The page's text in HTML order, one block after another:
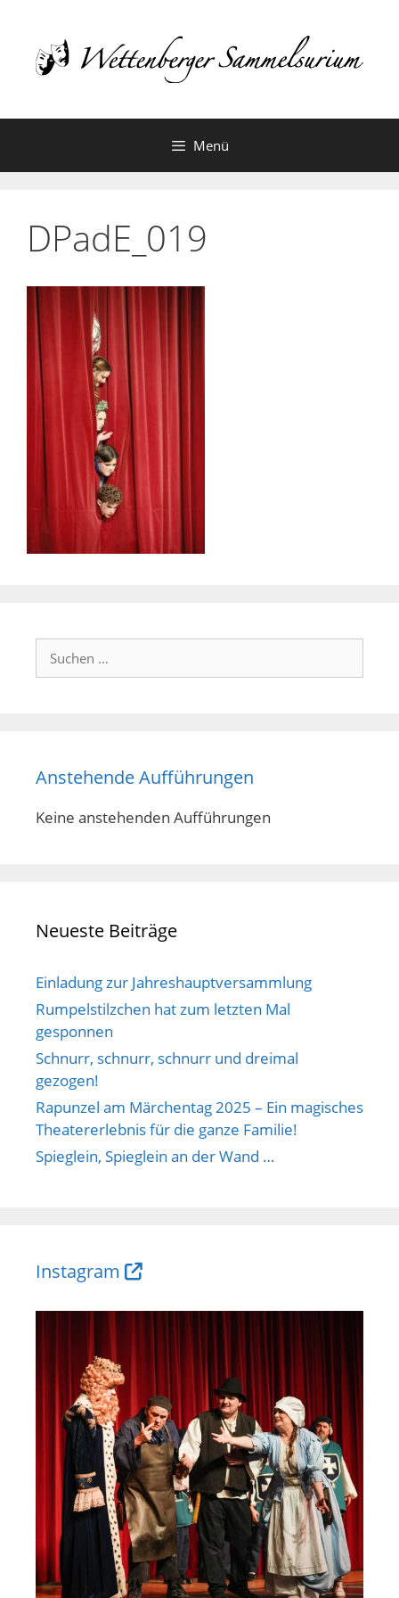
springen
Menü
DPadE_019
Suchen
nach:
Anstehende Aufführungen
Keine anstehenden Aufführungen
Neueste Beiträge
Einladung zur Jahreshauptversammlung
Rumpelstilzchen hat zum letzten Mal
gesponnen
Schnurr, schnurr, schnurr und dreimal
gezogen!
Rapunzel am Märchentag 2025 – Ein magisches
Theatererlebnis für die ganze Familie!
Spieglein, Spieglein an der Wand …
Instagram